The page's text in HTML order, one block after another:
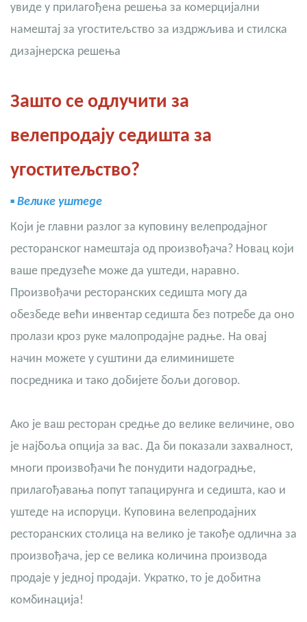
увиде у прилагођена решења за комерцијални
намештај за угоститељство за издржљива и стилска
дизајнерска решења
Зашто се одлучити за
велепродају седишта за
угоститељство?
▪ Велике уштеде
Који је главни разлог за куповину велепродајног
ресторанског намештаја од произвођача? Новац који
ваше предузеће може да уштеди, наравно.
Произвођачи ресторанских седишта могу да
обезбеде већи инвентар седишта без потребе да оно
пролази кроз руке малопродајне радње. На овај
начин можете у суштини да елиминишете
посредника и тако добијете бољи договор.
Ако је ваш ресторан средње до велике величине, ово
је најбоља опција за вас. Да би показали захвалност,
многи произвођачи ће понудити надоградње,
прилагођавања попут тапацирунга и седишта, као и
уштеде на испоруци. Куповина велепродајних
ресторанских столица на велико је такође одлична за
произвођача, јер се велика количина производа
продаје у једној продаји. Укратко, то је добитна
комбинација!